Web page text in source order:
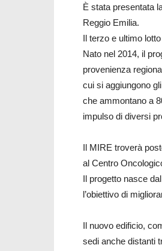
È stata presentata
Reggio Emilia.
Il terzo e ultimo
Nato nel 2014, il
provenienza
cui si aggiungono
che ammontano a
impulso di diversi
Il MIRE troverà
al Centro
Il progetto nasce
l’obiettivo di
Il nuovo edificio,
sedi anche distanti